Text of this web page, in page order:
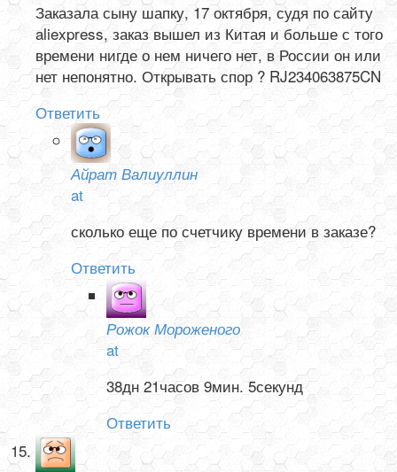
Заказала сыну шапку, 17 октября, судя по сайту
aliexpress, заказ вышел из Китая и больше с того
времени нигде о нем ничего нет, в России он или
нет непонятно. Открывать спор ? RJ234063875CN
Ответить
Айрат Валиуллин
at
сколько еще по счетчику времени в заказе?
Ответить
Рожок Мороженого
at
38дн 21часов 9мин. 5секунд
Ответить